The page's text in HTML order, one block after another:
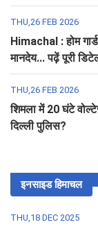
THU,26 FEB 2026
Himachal : होम
मानदेय... पढ़ें पूरी
THU,26 FEB 2026
शिमला में 20 घंटे
दिल्ली पुलिस?
इनसाइड हिमाचल
THU,18 DEC 2025